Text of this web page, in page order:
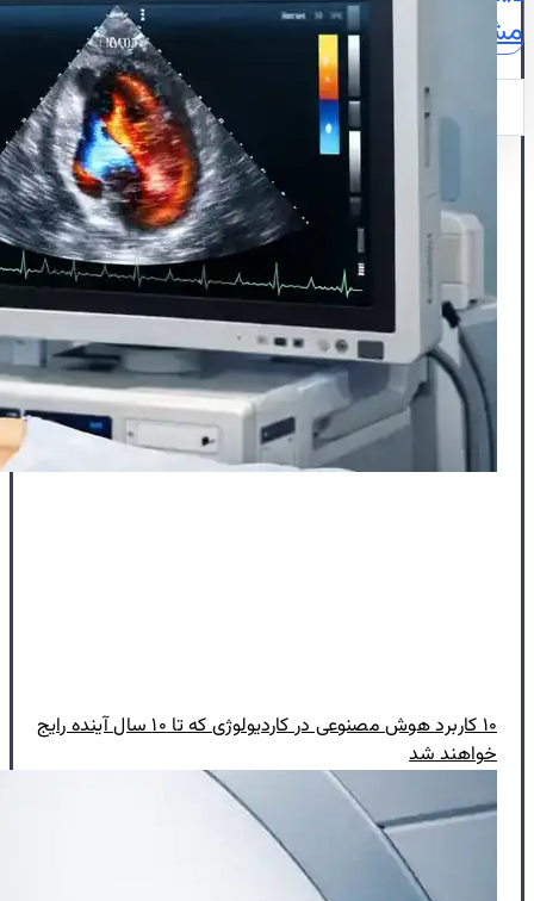
مشاوره
نقشه ایمیل
۱۰ کاربرد هوش مصنوعی در کاردیولوژی که تا ۱۰ سال آینده رایج
خواهند شد